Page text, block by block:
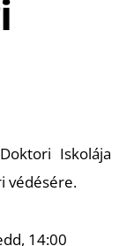
Iskolája
védésére.
14:00